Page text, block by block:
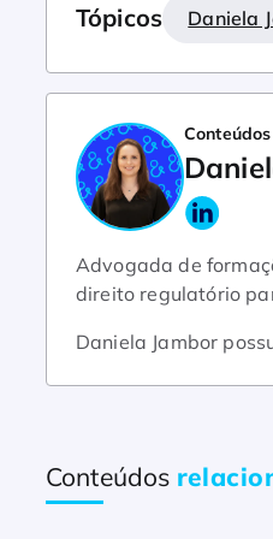
Tópicos Daniela
Advogada de
direito regulatório
Daniela Jambor
Conteúdos